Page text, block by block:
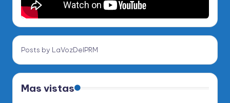
Posts by LaVozDelPRM
Mas vistas